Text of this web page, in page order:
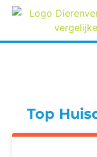
Top